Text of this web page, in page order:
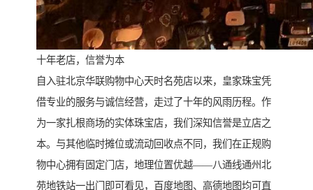
十年老店，信誉为本
自入驻北京华联购物中心天时名苑店以来，皇家珠宝凭
借专业的服务与诚信经营，走过了十年的风雨历程。作
为一家扎根商场的实体珠宝店，我们深知信誉是立店之
本。与其他临时摊位或流动回收点不同，我们在正规购
物中心拥有固定门店，地理位置优越——八通线通州北
苑地铁站一出门即可看见，百度地图、高德地图均可直